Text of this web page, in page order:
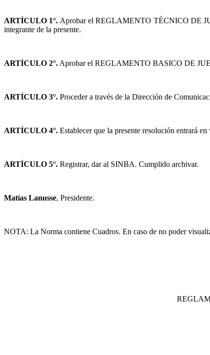
ARTÍCULO 1°. Aprobar el REGLAMENTO TÉCNICO DE
integrante de la presente.
ARTÍCULO 2°. Aprobar el REGLAMENTO BASICO DE
ARTÍCULO 3°. Proceder a través de la Dirección de
ARTÍCULO 4°. Establecer que la presente resolución entrará
ARTÍCULO 5°. Registrar, dar al SINBA. Cumplido archivar.
Matías Lanusse, Presidente.
NOTA: La Norma contiene Cuadros. En caso de no poder